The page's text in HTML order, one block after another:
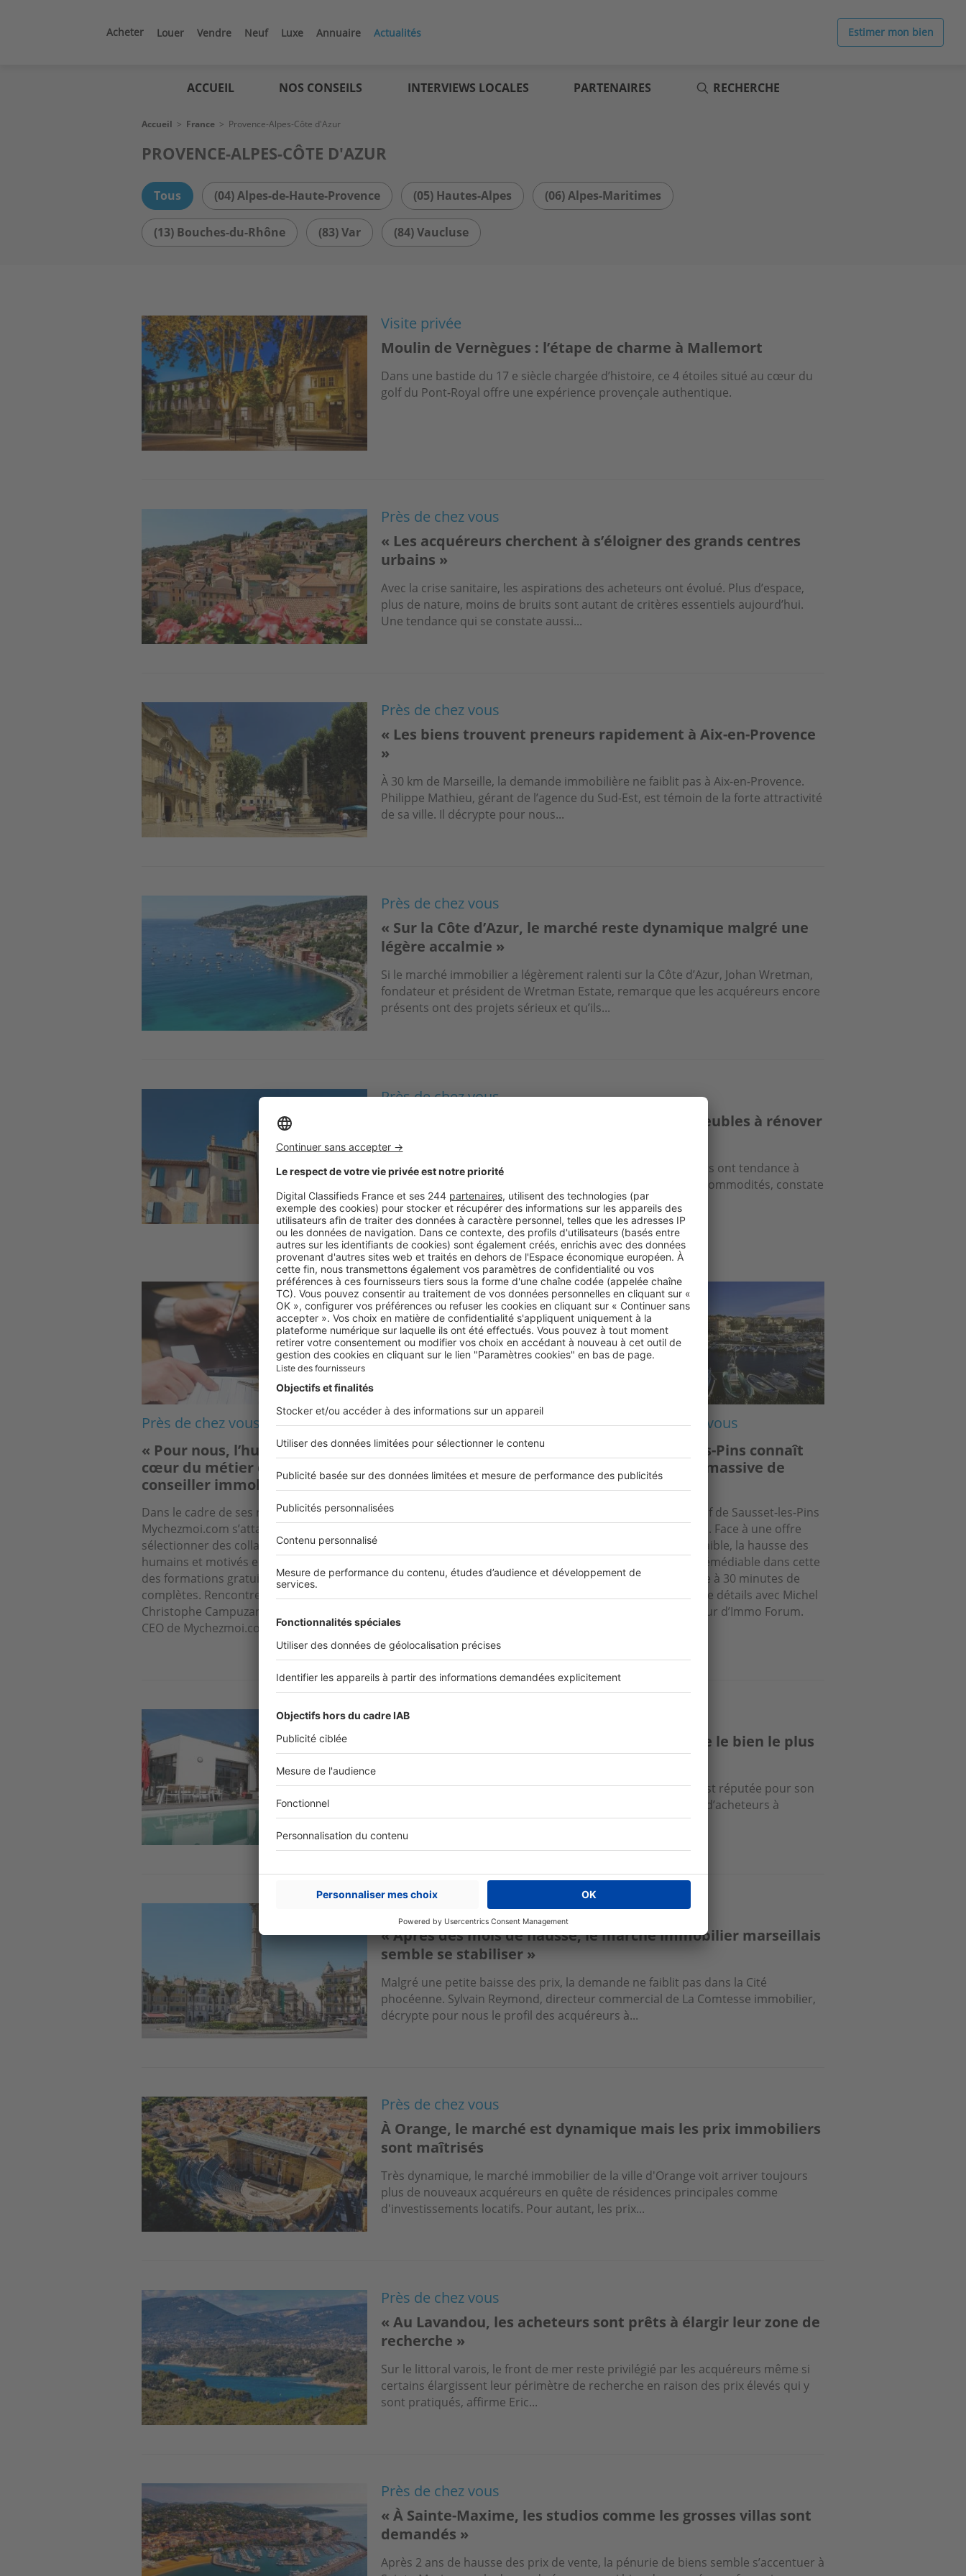
Acheter Louer Vendre Neuf Luxe Annuaire Actualités Estimer mon bien
ACCUEIL NOS CONSEILS INTERVIEWS LOCALES PARTENAIRES RECHERCHE
Fil
Accueil > France > Provence-Alpes-Côte d'Azur
PROVENCE-ALPES-CÔTE D'AZUR
Tous (04) Alpes-de-Haute-Provence (05) Hautes-Alpes (06) Alpes-Maritimes
(13) Bouches-du-Rhône (83) Var (84) Vaucluse
Image
Visite privée
Moulin de Vernègues : l’étape de charme à Mallemort
Dans une bastide du 17 e siècle chargée d’histoire, ce 4 étoiles situé au cœur du
golf du Pont-Royal offre une expérience provençale authentique.
Près de chez vous
« Les acquéreurs cherchent à s’éloigner des grands centres
urbains »
Avec la crise sanitaire, les aspirations des acheteurs ont évolué. Plus d’espace,
plus de nature, moins de bruits sont autant de critères essentiels aujourd’hui.
Une tendance qui se constate aussi...
Image
Près de chez vous
« Les biens trouvent preneurs rapidement à Aix-en-Provence
»
À 30 km de Marseille, la demande immobilière ne faiblit pas à Aix-en-Provence.
Philippe Mathieu, gérant de l’agence du Sud-Est, est témoin de la forte attractivité
de sa ville. Il décrypte pour nous...
Près de chez vous
« Sur la Côte d’Azur, le marché reste dynamique malgré une
légère accalmie »
Si le marché immobilier a légèrement ralenti sur la Côte d’Azur, Johan Wretman,
fondateur et président de Wretman Estate, remarque que les acquéreurs encore
présents ont des projets sérieux et qu’ils...
Près de chez vous
« À Riez, les investisseurs misent sur les immeubles à rénover
À Riez et dans les communes environnantes, les investisseurs ont tendance à
privilégier les immeubles anciens à rénover et proches des commodités, constate
Emilie Daumas-Dallo, Gérante de La Clé du...
Image
Près de chez vous
« Pour nous, l’humain est au
cœur du métier de
conseiller immobilier »
Dans le cadre de ses recrutements,
Mychezmoi.com s’attache à
sélectionner des collaborateurs
humains et motivés en leur offrant
des formations gratuites et
complètes. Rencontre avec
Christophe Campuzan, fondateur et
CEO de Mychezmoi.com.
Image
Près de chez vous
« À Saint-Maximin-la-Sainte-
Baume, les acquéreurs
profitent de prix encore
abordables »
de prix encore accessibles. Un profil
que nous confirme Claude
Image
Près de chez vous
« Sausset-les-Pins connaît
une arrivée massive de
locataires »
Le marché locatif de Sausset-les-Pins
est sous tension. Face à une offre
toujours aussi faible, la hausse des
loyers paraît irrémédiable dans cette
commune située à 30 minutes de
Marseille. Plus de détails avec Michel
Ventino, directeur d’Immo Forum.
Près de chez vous
« À Pélissanne et ses environs, la maison reste le bien le plus
demandé »
À moins de 5 kilomètres de Salon-de-Provence, Pélissanne est réputée pour son
charme et son cadre de vie. Des atouts qui incitent nombre d’acheteurs à
s’installer dans la commune et ses alentours...
Image
Près de chez vous
« Après des mois de hausse, le marché immobilier marseillais
semble se stabiliser »
Malgré une petite baisse des prix, la demande ne faiblit pas dans la Cité
phocéenne. Sylvain Reymond, directeur commercial de La Comtesse immobilier,
décrypte pour nous le profil des acquéreurs à...
Image
Près de chez vous
À Orange, le marché est dynamique mais les prix immobiliers
sont maîtrisés
Très dynamique, le marché immobilier de la ville d'Orange voit arriver toujours
plus de nouveaux acquéreurs en quête de résidences principales comme
d'investissements locatifs. Pour autant, les prix...
Image
Près de chez vous
« Au Lavandou, les acheteurs sont prêts à élargir leur zone de
recherche »
Sur le littoral varois, le front de mer reste privilégié par les acquéreurs même si
certains élargissent leur périmètre de recherche en raison des prix élevés qui y
sont pratiqués, affirme Eric...
Près de chez vous
« À Sainte-Maxime, les studios comme les grosses villas sont
demandés »
Après 2 ans de hausse des prix de vente, la pénurie de biens semble s’accentuer à